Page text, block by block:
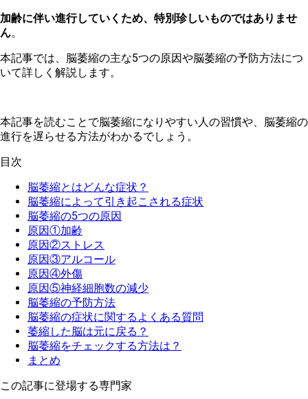
加齢に伴い進行していくため、特別珍しいものではありませ
ん。
本記事では、脳萎縮の主な5つの原因や脳萎縮の予防方法につ
いて詳しく解説します。
本記事を読むことで脳萎縮になりやすい人の習慣や、脳萎縮の
進行を遅らせる方法がわかるでしょう。
目次
脳萎縮とはどんな症状？
脳萎縮によって引き起こされる症状
脳萎縮の5つの原因
原因①加齢
原因②ストレス
原因③アルコール
原因④外傷
原因⑤神経細胞数の減少
脳萎縮の予防方法
脳萎縮の症状に関するよくある質問
萎縮した脳は元に戻る？
脳萎縮をチェックする方法は？
まとめ
この記事に登場する専門家